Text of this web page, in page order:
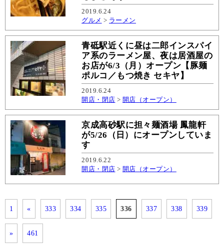
2019.6.24
グルメ > ラーメン
青砥駅近くに昼は二郎インスパイ
ア系のラーメン屋、夜は居酒屋の
お店が6/3（月）オープン【豚麺
ポルコ／もつ焼き セキヤ】
2019.6.24
開店・閉店 > 開店（オープン）
京成高砂駅に担々麺酒場 鳳龍軒
が5/26（日）にオープンしていま
す
2019.6.22
開店・閉店 > 開店（オープン）
1 « 333 334 335 336 337 338 339
» 461